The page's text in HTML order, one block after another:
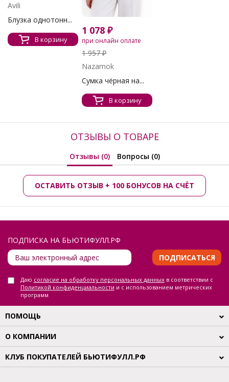
Avili
Блузка однотонн...
В корзину
1 078 ₽
при онлайн оплате
1 957 ₽
Nazamok
Сумка чёрная на...
В корзину
ОТЗЫВЫ О ТОВАРЕ
Отзывы (0) Вопросы (0)
ОСТАВИТЬ ОТЗЫВ + 100 БОНУСОВ НА СЧЁТ
ПОДПИСКА НА БЬЮТИФУЛЛ.РФ
ПОДПИСАТЬСЯ
Даю согласие на обработку персональных данныхв соответствии с
Политикой конфиденциальности и с использованием метрических
программ
ПОМОЩЬ
О КОМПАНИИ
КЛУБ ПОКУПАТЕЛЕЙ БЬЮТИФУЛЛ.РФ